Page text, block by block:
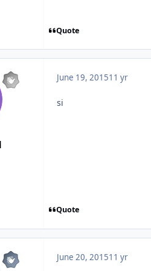
Quote
June 19, 201511 yr
si
Quote
June 20, 201511 yr